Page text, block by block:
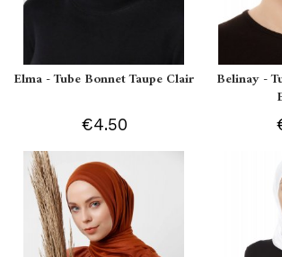
Elma - Tube Bonnet Taupe Clair
€4.50
Belinay -